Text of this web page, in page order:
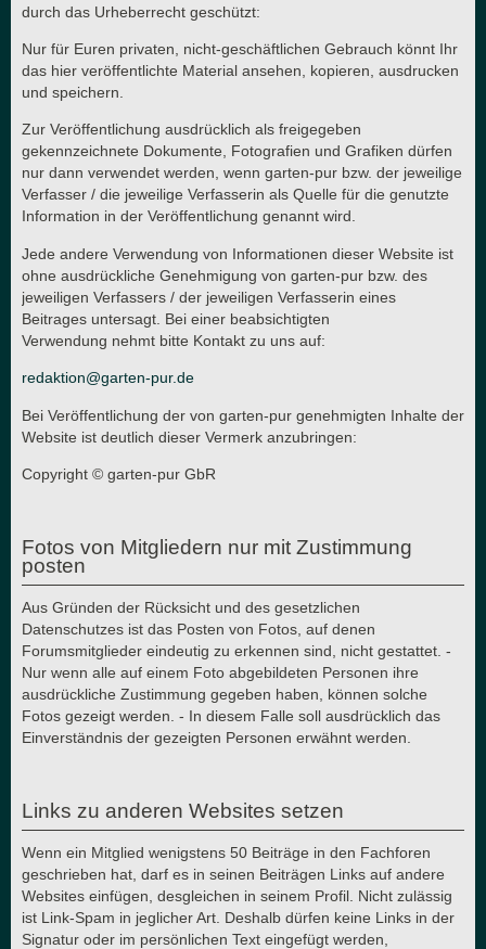
durch das Urheberrecht geschützt:
Nur für Euren privaten, nicht-geschäftlichen Gebrauch könnt Ihr
das hier veröffentlichte Material ansehen, kopieren, ausdrucken
und speichern.
Zur Veröffentlichung ausdrücklich als freigegeben
gekennzeichnete Dokumente, Fotografien und Grafiken dürfen
nur dann verwendet werden, wenn garten-pur bzw. der jeweilige
Verfasser / die jeweilige Verfasserin als Quelle für die genutzte
Information in der Veröffentlichung genannt wird.
Jede andere Verwendung von Informationen dieser Website ist
ohne ausdrückliche Genehmigung von garten-pur bzw. des
jeweiligen Verfassers / der jeweiligen Verfasserin eines
Beitrages untersagt. Bei einer beabsichtigten
Verwendung nehmt bitte Kontakt zu uns auf:
redaktion@garten-pur.de
Bei Veröffentlichung der von garten-pur genehmigten Inhalte der
Website ist deutlich dieser Vermerk anzubringen:
Copyright © garten-pur GbR
Fotos von Mitgliedern nur mit Zustimmung
posten
Aus Gründen der Rücksicht und des gesetzlichen
Datenschutzes ist das Posten von Fotos, auf denen
Forumsmitglieder eindeutig zu erkennen sind, nicht gestattet. -
Nur wenn alle auf einem Foto abgebildeten Personen ihre
ausdrückliche Zustimmung gegeben haben, können solche
Fotos gezeigt werden. - In diesem Falle soll ausdrücklich das
Einverständnis der gezeigten Personen erwähnt werden.
Links zu anderen Websites setzen
Wenn ein Mitglied wenigstens 50 Beiträge in den Fachforen
geschrieben hat, darf es in seinen Beiträgen Links auf andere
Websites einfügen, desgleichen in seinem Profil. Nicht zulässig
ist Link-Spam in jeglicher Art. Deshalb dürfen keine Links in der
Signatur oder im persönlichen Text eingefügt werden,